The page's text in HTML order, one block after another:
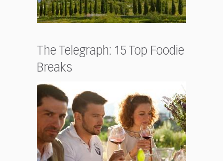
The Telegraph: 15 Top Foodie
Breaks